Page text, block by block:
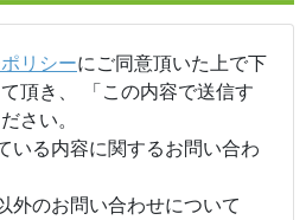
リシーにご同意頂いた上で下
頂き、 「この内容で送信す
さい。
いる内容に関するお問い合わ
外のお問い合わせについて